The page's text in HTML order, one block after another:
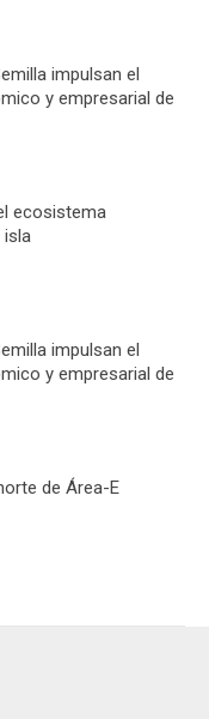
impulsan el
y empresarial de
ecosistema
isla
impulsan el
y empresarial de
de Área-E